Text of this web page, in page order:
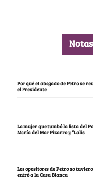
Por qué el abogado de Petro se
el Presidente
La mujer que tumbó la lista del
María del Mar Pizarro y “Lalis
Los opositores de Petro no
entró a la Casa Blanca